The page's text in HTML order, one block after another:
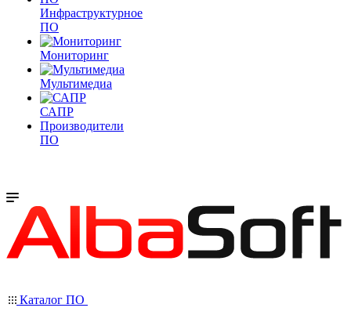
Инфраструктурное
ПО
Мониторинг
Мультимедиа
САПР
Производители
ПО
Каталог ПО